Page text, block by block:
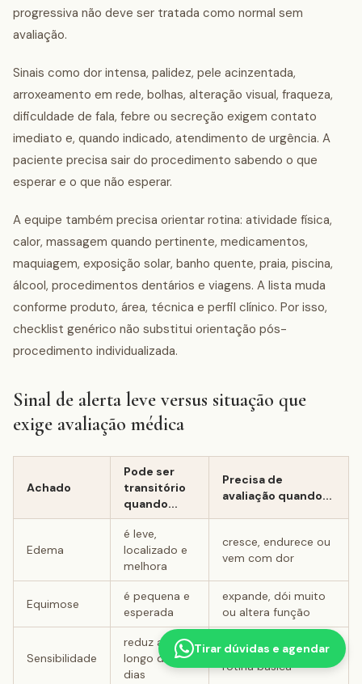
progressiva não deve ser tratada como normal sem
avaliação.
Sinais como dor intensa, palidez, pele acinzentada,
arroxeamento em rede, bolhas, alteração visual, fraqueza,
dificuldade de fala, febre ou secreção exigem contato
imediato e, quando indicado, atendimento de urgência. A
paciente precisa sair do procedimento sabendo o que
esperar e o que não esperar.
A equipe também precisa orientar rotina: atividade física,
calor, massagem quando pertinente, medicamentos,
maquiagem, exposição solar, banho quente, praia, piscina,
álcool, procedimentos dentários e viagens. A lista muda
conforme produto, área, técnica e perfil clínico. Por isso,
checklist genérico não substitui orientação pós-
procedimento individualizada.
Sinal de alerta leve versus situação que
exige avaliação médica
Achado
Pode ser
transitório
quando...
Precisa de
avaliação quando...
Edema
é leve,
localizado e
melhora
cresce, endurece ou
vem com dor
Equimose
é pequena e
esperada
expande, dói muito
ou altera função
Sensibilidade
reduz ao
longo dos
dias
aumenta ou impede
rotina básica
Tirar dúvidas e agendar